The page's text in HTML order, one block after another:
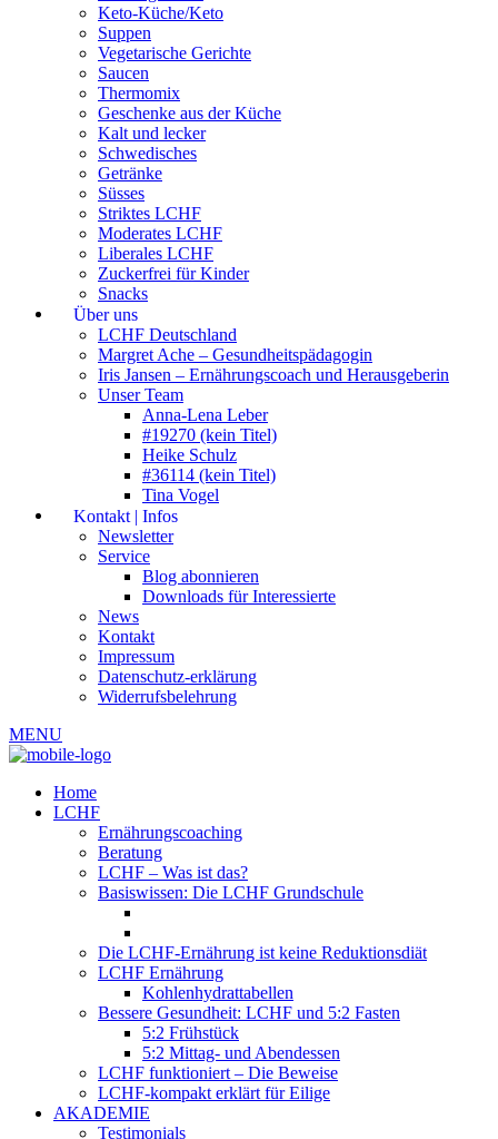
Keto-Küche/Keto
Suppen
Vegetarische Gerichte
Saucen
Thermomix
Geschenke aus der Küche
Kalt und lecker
Schwedisches
Getränke
Süsses
Striktes LCHF
Moderates LCHF
Liberales LCHF
Zuckerfrei für Kinder
Snacks
Über uns
LCHF Deutschland
Margret Ache – Gesundheitspädagogin
Iris Jansen – Ernährungscoach und Herausgeberin
Unser Team
Anna-Lena Leber
#19270 (kein Titel)
Heike Schulz
#36114 (kein Titel)
Tina Vogel
Kontakt | Infos
Newsletter
Service
Blog abonnieren
Downloads für Interessierte
News
Kontakt
Impressum
Datenschutz-erklärung
Widerrufsbelehrung
MENU
Home
LCHF
Ernährungscoaching
Beratung
LCHF – Was ist das?
Basiswissen: Die LCHF Grundschule
Die LCHF-Ernährung ist keine Reduktionsdiät
LCHF Ernährung
Kohlenhydrattabellen
Bessere Gesundheit: LCHF und 5:2 Fasten
5:2 Frühstück
5:2 Mittag- und Abendessen
LCHF funktioniert – Die Beweise
LCHF-kompakt erklärt für Eilige
AKADEMIE
Testimonials